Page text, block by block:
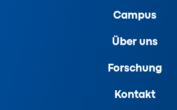
Campus
Über uns
Forschung
Kontakt